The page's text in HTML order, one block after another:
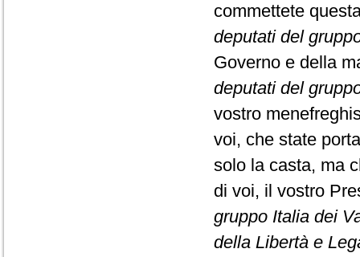
commettete
deputati del
Governo e della
deputati del
vostro
voi, che state
solo la casta, ma
di voi, il vostro
gruppo Italia dei
della Libertà e